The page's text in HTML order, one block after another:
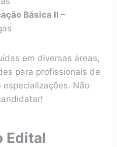
Básica II –
em diversas áreas,
para profissionais de
Não
Edital